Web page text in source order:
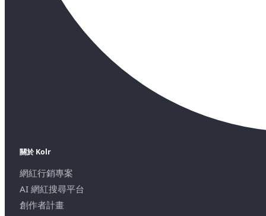
關於 Kolr
網紅行銷專案
AI 網紅搜尋平台
創作者計畫